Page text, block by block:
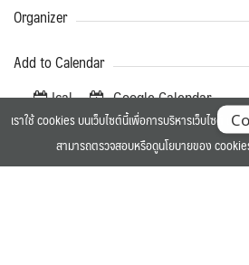
Organizer
Add to Calendar
Ical Google Calendar
Share our event
เราใช้ cookies บนเว็บไซต์นี้เพื่อการบริหารเว็บไซต์ แ
สามารถตรวจสอบหรือดูนโยบายของ